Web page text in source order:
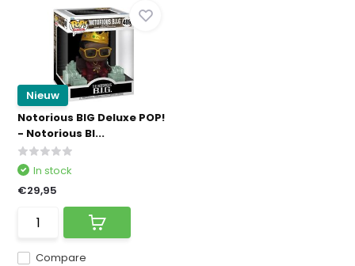
Nieuw
Notorious BIG Deluxe POP!
- Notorious BI...
Compare
In stock
€29,95